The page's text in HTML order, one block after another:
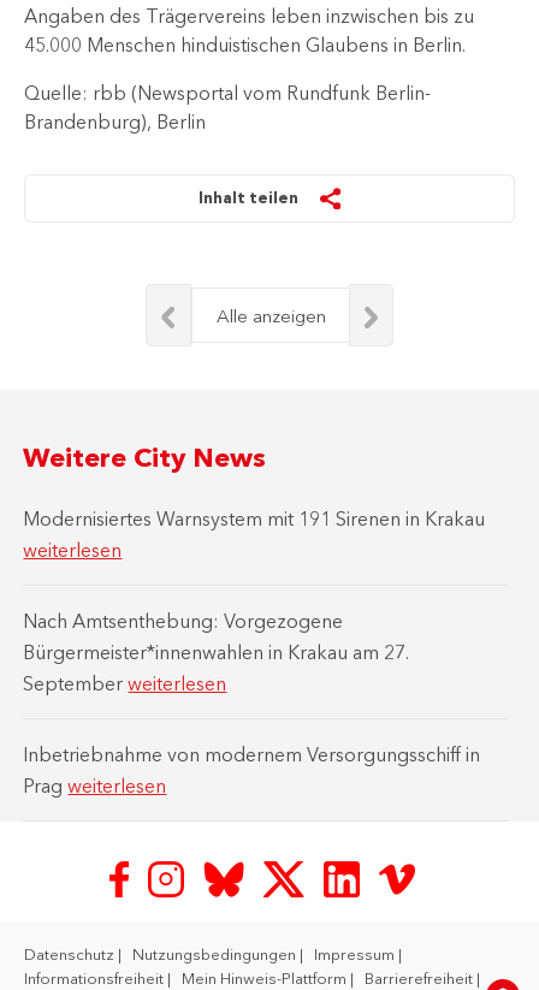
Angaben des Trägervereins leben inzwischen bis zu
45.000 Menschen hinduistischen Glaubens​ in Berlin.​​​
Quelle: rbb (Newsportal vom Rundfunk Berlin-
Brandenburg), Berlin
Inhalt teilen
Alle anzeigen
Weitere City News
Modernisiertes Warnsystem mit 191 Sirenen in Krakau
weiterlesen
Nach Amtsenthebung: Vorgezogene
Bürgermeister*innenwahlen in Krakau am 27.
Septemberweiterlesen
Inbetriebnahme von modernem Versorgungsschiff in
Pragweiterlesen
Datenschutz Nutzungsbedingungen
Impressum
Informationsfreiheit
Mein Hinweis-Plattform Barrierefreiheit